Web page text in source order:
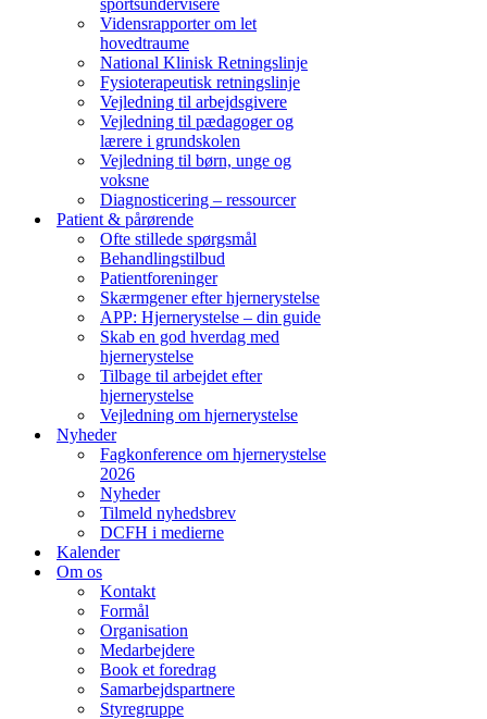
sportsundervisere
Vidensrapporter om let
hovedtraume
National Klinisk Retningslinje
Fysioterapeutisk retningslinje
Vejledning til arbejdsgivere
Vejledning til pædagoger og
lærere i grundskolen
Vejledning til børn, unge og
voksne
Diagnosticering – ressourcer
Patient & pårørende
Ofte stillede spørgsmål
Behandlingstilbud
Patientforeninger
Skærmgener efter hjernerystelse
APP: Hjernerystelse – din guide
Skab en god hverdag med
hjernerystelse
Tilbage til arbejdet efter
hjernerystelse
Vejledning om hjernerystelse
Nyheder
Fagkonference om hjernerystelse
2026
Nyheder
Tilmeld nyhedsbrev
DCFH i medierne
Kalender
Om os
Kontakt
Formål
Organisation
Medarbejdere
Book et foredrag
Samarbejdspartnere
Styregruppe